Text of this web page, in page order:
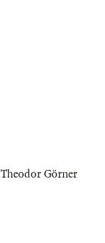
Theodor Görner